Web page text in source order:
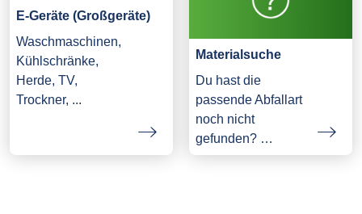
E-Geräte (Großgeräte)
Waschmaschinen,
Kühlschränke,
Herde, TV,
Trockner, ...
Materialsuche
Du hast die
passende Abfallart
noch nicht
gefunden? …